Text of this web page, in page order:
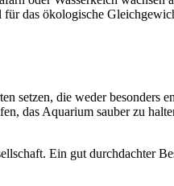
das ökologische
setzen, die weder besonders
das Aquarium sauber zu
Ein gut durchdachter